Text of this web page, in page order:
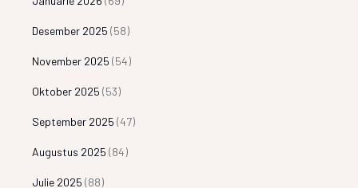
Desember 2025 (58)
November 2025 (54)
Oktober 2025 (53)
September 2025 (47)
Augustus 2025 (84)
Julie 2025 (88)